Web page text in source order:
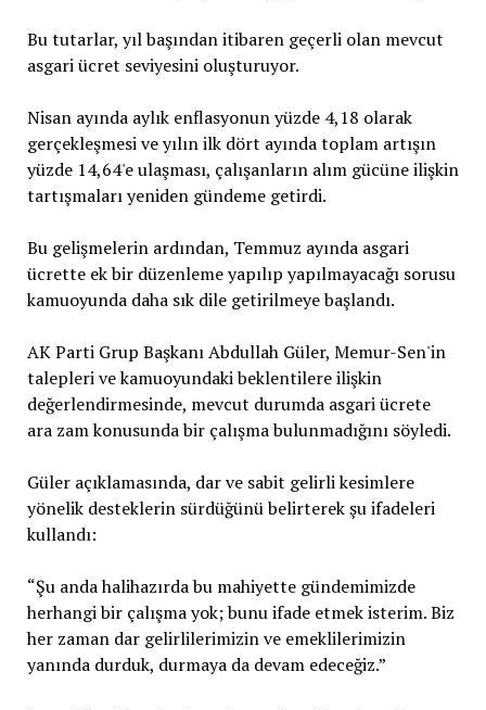
Bu tutarlar, yıl başından itibaren geçerli olan mevcut
asgari ücret seviyesini oluşturuyor.
Nisan ayında aylık enflasyonun yüzde 4,18 olarak
gerçekleşmesi ve yılın ilk dört ayında toplam artışın
yüzde 14,64'e ulaşması, çalışanların alım gücüne ilişkin
tartışmaları yeniden gündeme getirdi.
Bu gelişmelerin ardından, Temmuz ayında asgari
ücrette ek bir düzenleme yapılıp yapılmayacağı sorusu
kamuoyunda daha sık dile getirilmeye başlandı.
AK Parti Grup Başkanı Abdullah Güler, Memur-Sen'in
talepleri ve kamuoyundaki beklentilere ilişkin
değerlendirmesinde, mevcut durumda asgari ücrete
ara zam konusunda bir çalışma bulunmadığını söyledi.
Güler açıklamasında, dar ve sabit gelirli kesimlere
yönelik desteklerin sürdüğünü belirterek şu ifadeleri
kullandı:
“Şu anda halihazırda bu mahiyette gündemimizde
herhangi bir çalışma yok; bunu ifade etmek isterim. Biz
her zaman dar gelirlilerimizin ve emeklilerimizin
yanında durduk, durmaya da devam edeceğiz.”